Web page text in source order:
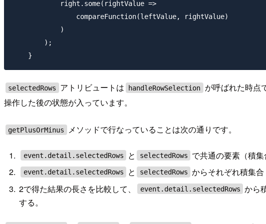
            right.some(rightValue =>
                compareFunction(leftValue, rightValue)
            )
        );
selectedRows アトリビュートは handleRowSelection が呼ばれた時点
操作した後の状態が入っています。
getPlusOrMinus メソッドで行なっていることは次の通りです。
event.detail.selectedRows と selectedRows で共通の要素（積
event.detail.selectedRows と selectedRows からそれぞれ積集
2で得た結果の長さを比較して、
event.detail.selectedRows から
する。